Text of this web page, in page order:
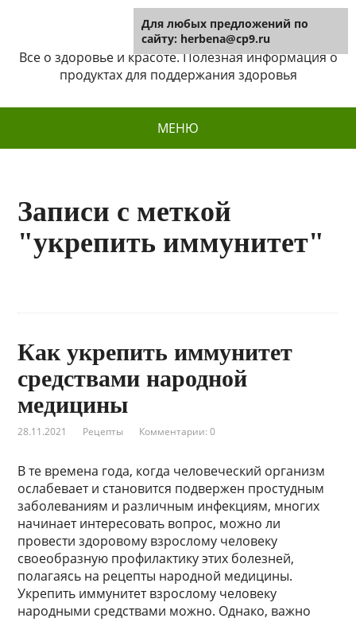
Herbena
Все о здоровье и красоте. Полезная информация о
продуктах для поддержания здоровья
МЕНЮ
Записи с меткой
"укрепить иммунитет"
Как укрепить иммунитет
средствами народной
медицины
28.11.2021 Рецепты Комментарии: 0
В те времена года, когда человеческий организм
ослабевает и становится подвержен простудным
заболеваниям и различным инфекциям, многих
начинает интересовать вопрос, можно ли
провести здоровому взрослому человеку
своеобразную профилактику этих болезней,
полагаясь на рецепты народной медицины.
Укрепить иммунитет взрослому человеку
народными средствами можно. Однако, важно
Для любых предложений по
сайту: herbena@cp9.ru